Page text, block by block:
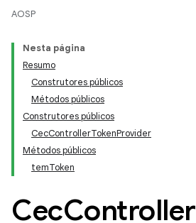
AOSP
Nesta página
Resumo
Construtores públicos
Métodos públicos
Construtores públicos
CecControllerTokenProvider
Métodos públicos
temToken
CecController